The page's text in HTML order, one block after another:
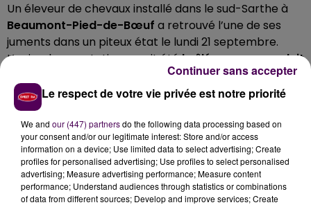
Un éleveur de chevaux installé dans le sud-Sarthe à
Beaumont-Pied-de-Bœuf a retrouvé l’une de ses
juments dans un piteux état le lundi 21 septembre.
L’animal en gestation aurait étébrûlé avec un produit
. Malgré l’intervention d’un
vétérinaire, l’équidén’a pas survécu à ses blessures
Les gendarmes de la brigade locale étaient sur place
ce mardi matin. Le dossier est déjà entre les mains du
parquet du Mans. Le propriétaire se dit dépité :
qu’elle attendait un poulain, ça fait doublement
mal"réagit Philippe Ferré.
Le respect de votre vie privée est notre priorité
We and our (447) partnersdo the following data processing based on
your consent and/or our legitimate interest: Store and/or access
information on a device; Use limited data to select advertising; Create
profiles for personalised advertising; Use profiles to select personalised
advertising; Measure advertising performance; Measure content
performance; Understand audiences through statistics or combinations
of data from different sources; Develop and improve services; Create
Continuer sans accepter